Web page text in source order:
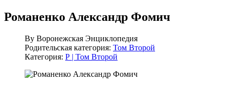
Романенко Александр Фомич
By Воронежская Энциклопедия
Родительская категория: Том Второй
Категория: Р | Том Второй